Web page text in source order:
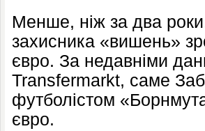
Менше, ніж за два
захисника «вишень»
євро. За недавніми
Transfermarkt, саме
футболістом
євро.